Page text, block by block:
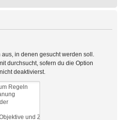
in denen gesucht werden soll.
durchsucht, sofern du die Option
deaktivierst.